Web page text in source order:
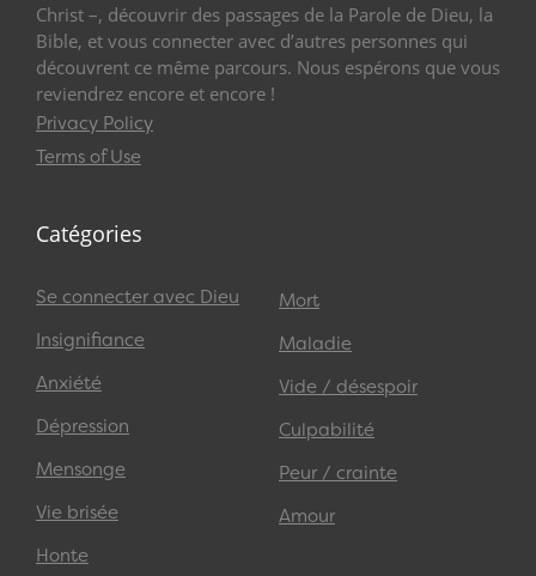
Christ –, découvrir des passages de la Parole de Dieu, la
Bible, et vous connecter avec d’autres personnes qui
découvrent ce même parcours. Nous espérons que vous
reviendrez encore et encore !
Privacy Policy
Terms of Use
Catégories
Se connecter avec Dieu
Insignifiance
Anxiété
Dépression
Mensonge
Vie brisée
Honte
Mort
Maladie
Vide / désespoir
Culpabilité
Peur / crainte
Amour